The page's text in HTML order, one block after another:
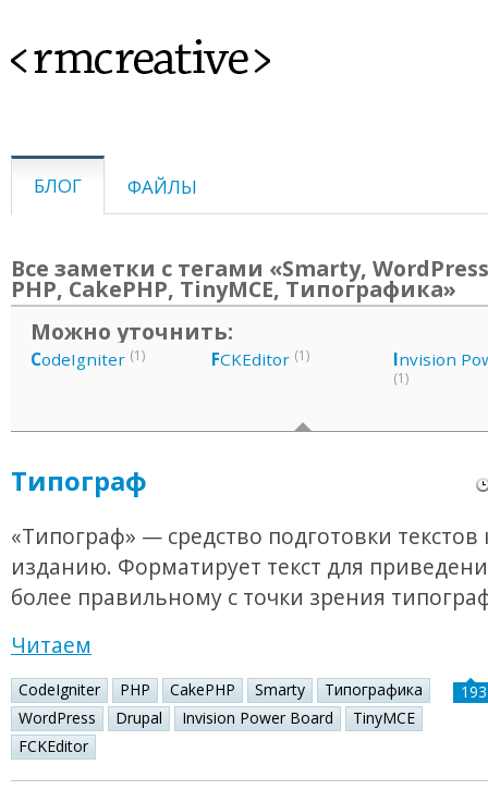
<rmcreative>
БЛОГ ФАЙЛЫ
Все заметки с тегами «Smarty,
PHP, CakePHP, TinyMCE, Типографика»
Можно уточнить:
CodeIgniter (1) FCKEditor (1) Invision
(1)
Типограф
«Типограф» — средство подготовки текстов
изданию. Форматирует текст для
более правильному с точки зрения
Читаем
CodeIgniter PHP CakePHP Smarty
Типографика
WordPress
Drupal Invision Power Board
TinyMCE
FCKEditor